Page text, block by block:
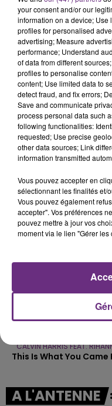
rémois. Le magasin
fermer ses portes.
TITRES
19h40
19h40
LOREEN
Is It Love
19h29
19h29
CALVIN HARRIS FEAT.
This Is What You Came
A L'ANTENNE
your consent and/or our
information on a device; Use
profiles for personalised
advertising; Measure
performance; Understand
of data from different
profiles to personalise
content; Use limited data to
detect fraud, and fix errors;
Save and communicate
process personal data such
following functionalities:
requested; Use precise
other data sources; Link
information transmitted
Vous pouvez accepter en
sélectionnant les finalités et/
Vous pouvez également
accepter". Vos préférences
pouvez mettre à jour vos
moment via le lien "Gérer